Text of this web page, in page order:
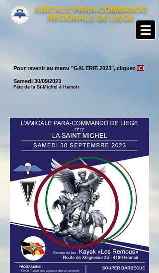
AMICALE PARA-COMMANDO
REGIONALE DE LIEGE
Pour revenir au menu "GALERIE 2023", cliquez ICI
Samedi 30/09/2023
Fête de la St-Michel à Hamoir